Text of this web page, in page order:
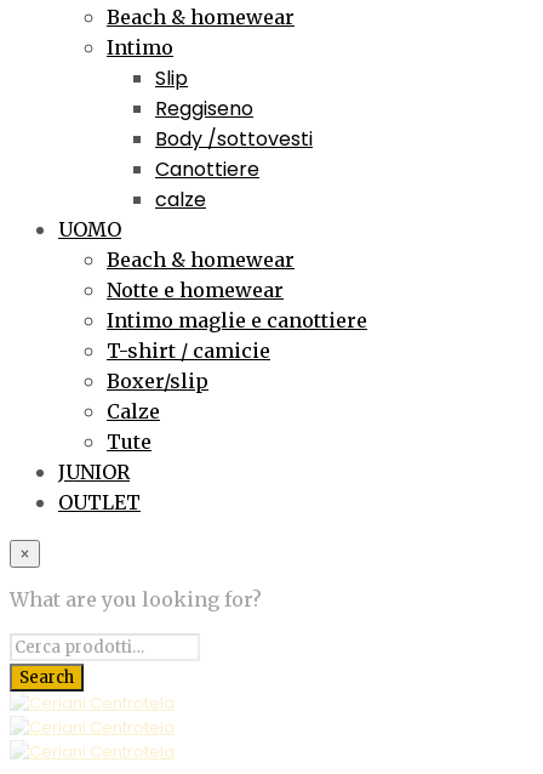
Beach & homewear
Intimo
Slip
Reggiseno
Body /sottovesti
Canottiere
calze
UOMO
Beach & homewear
Notte e homewear
Intimo maglie e canottiere
T-shirt / camicie
Boxer/slip
Calze
Tute
JUNIOR
OUTLET
×
What are you looking for?